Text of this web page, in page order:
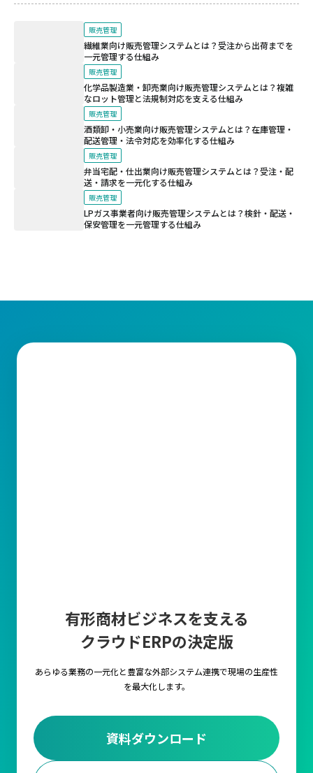
販売管理
繊維業向け販売管理システムとは？受注から出荷までを
一元管理する仕組み
販売管理
化学品製造業・卸売業向け販売管理システムとは？複雑
なロット管理と法規制対応を支える仕組み
販売管理
酒類卸・小売業向け販売管理システムとは？在庫管理・
配送管理・法令対応を効率化する仕組み
販売管理
弁当宅配・仕出業向け販売管理システムとは？受注・配
送・請求を一元化する仕組み
販売管理
LPガス事業者向け販売管理システムとは？検針・配送・
保安管理を一元管理する仕組み
有形商材ビジネスを支える
クラウドERPの決定版
あらゆる業務の一元化と豊富な外部システム連携で現場の生産性
を最大化します。
資料ダウンロード